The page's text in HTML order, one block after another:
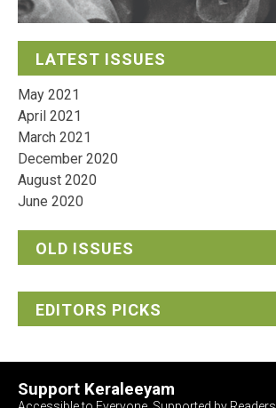
LATEST ISSUES
May 2021
April 2021
March 2021
December 2020
August 2020
June 2020
OLD ISSUES
EDITORS PICKS
Support Keraleeyam